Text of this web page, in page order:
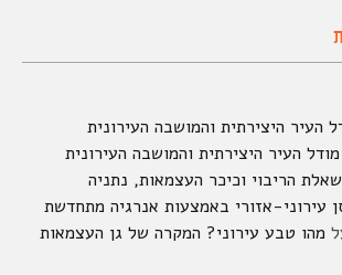
העיר היצירתית והמושבה העירונית
מודל העיר היצירתית והמושבה העירונית
שאלת הריבוי וכיכר העצמאות, נתניה
עירוני-אזורי באמצעות אנרגיה מתחדשת
מהו טבע עירוני? המקרה של גן העצמאות